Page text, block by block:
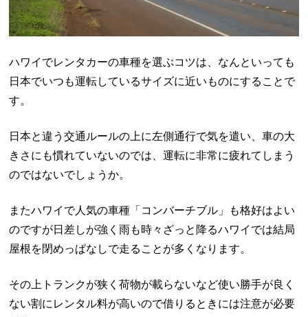
ハワイでレンタカーの車種を選ぶコツは、なんといっても
日本でいつも運転しているサイズに近いものにすることで
す。
日本と違う交通ルールの上に左側通行で気を遣い、車の大
きさにも慣れていないのでは、運転に非常に疲れてしまう
のではないでしょうか。
またハワイで人気の車種「コンバーチブル」も格好はよい
のですが日差しが強く雨も時々ざっと降るハワイでは結局
屋根を閉めっぱなしで走ることが多くなります。
その上トランクが狭く荷物が載らないなど使い勝手が良く
ない割にレンタル料が高いので借りるときには注意が必要